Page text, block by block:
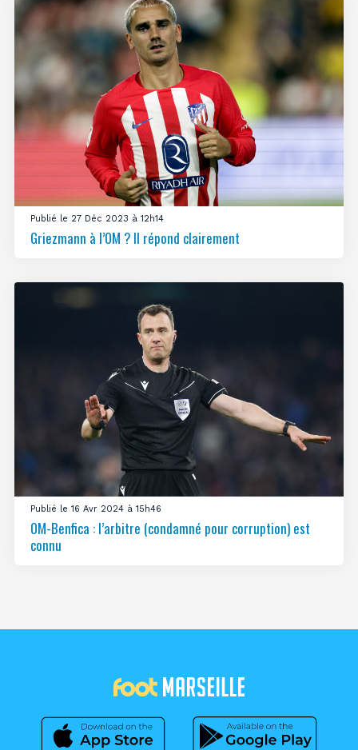
Publié le 27 Déc 2023 à 12h14
Griezmann à l’OM ? Il répond clairement
Publié le 16 Avr 2024 à 15h46
OM-Benfica : l’arbitre (condamné pour corruption) est
connu